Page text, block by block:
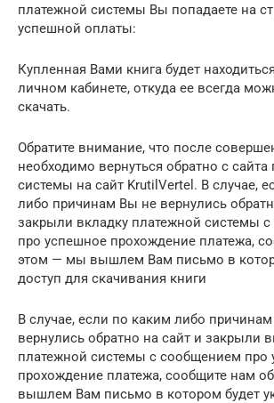
платежной системы Вы попадаете на
успешной оплаты:
Купленная Вами книга будет
личном кабинете, откуда ее всегда
скачать.
Обратите внимание, что после
необходимо вернуться обратно с сайта
системы на сайт KrutilVertel. В случае,
либо причинам Вы не вернулись
закрыли вкладку платежной системы
про успешное прохождение платежа,
этом — мы вышлем Вам письмо в
доступ для скачивания книги
В случае, если по каким либо
вернулись обратно на сайт и закрыли
платежной системы с сообщением про
прохождение платежа, сообщите нам
вышлем Вам письмо в котором будет